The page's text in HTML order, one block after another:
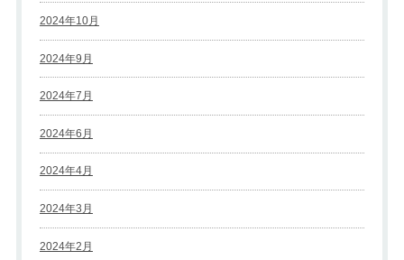
2024年10月
2024年9月
2024年7月
2024年6月
2024年4月
2024年3月
2024年2月